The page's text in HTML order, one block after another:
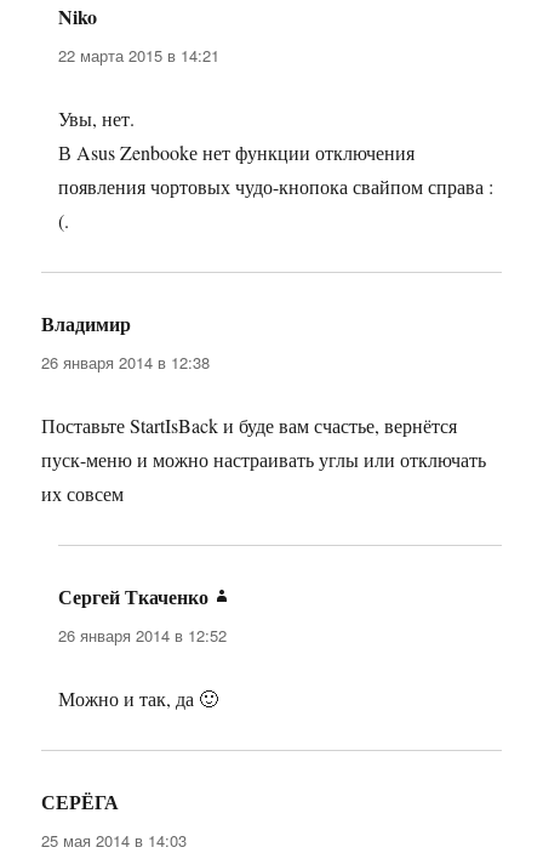
Niko
22 марта 2015 в 14:21
Увы, нет.
В Asus Zenbookе нет функции отключения
появления чортовых чудо-кнопока свайпом справа :
(.
Владимир
26 января 2014 в 12:38
Поставьте StartIsBack и буде вам счастье, вернётся
пуск-меню и можно настраивать углы или отключать
их совсем
Сергей Ткаченко
26 января 2014 в 12:52
Можно и так, да 🙂
СЕРЁГА
25 мая 2014 в 14:03